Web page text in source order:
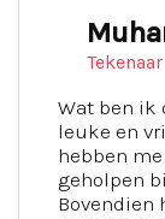
Tekenaar
Wat ben ik
leuke en
hebben
geholpen